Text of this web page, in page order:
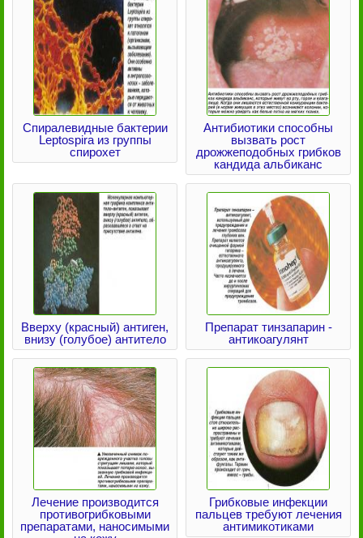
Спиралевидные бактерии
Leptospira из группы
спирохет
Антибиотики способны
вызвать рост
дрожжеподобных грибков
кандида альбиканс
Вверху (красный) антиген,
внизу (голубое) антитело
Препарат тинзапарин -
антикоагулянт
Лечение производится
противогрибковыми
препаратами, наносимыми
Грибковые инфекции
пальцев требуют лечения
антимикотиками